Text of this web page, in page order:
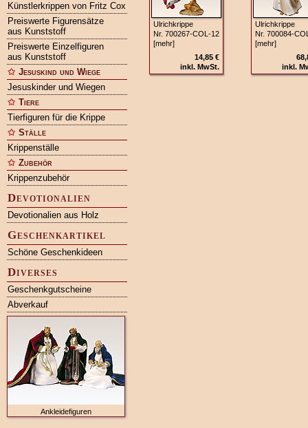
Künstlerkrippen von Fritz Cox
Preiswerte Figurensätze
aus Kunststoff
Preiswerte Einzelfiguren
aus Kunststoff
Jesuskind und Wiege
Jesuskinder und Wiegen
Tiere
Tierfiguren für die Krippe
Ställe
Krippenställe
Zubehör
Krippenzubehör
Devotionalien
Devotionalien aus Holz
Geschenkartikel
Schöne Geschenkideen
Diverses
Geschenkgutscheine
Abverkauf
Ankleidefiguren
Ulrichkrippe
Nr. 700267‑COL‑12
[mehr]
14,85 €
inkl. MwSt.
Ulrichkrippe
Nr.
[mehr]
inkl.